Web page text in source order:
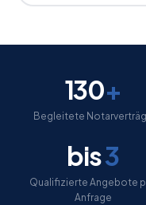
130+
Begleitete
bis3
Qualifizierte Angebote
Anfrage